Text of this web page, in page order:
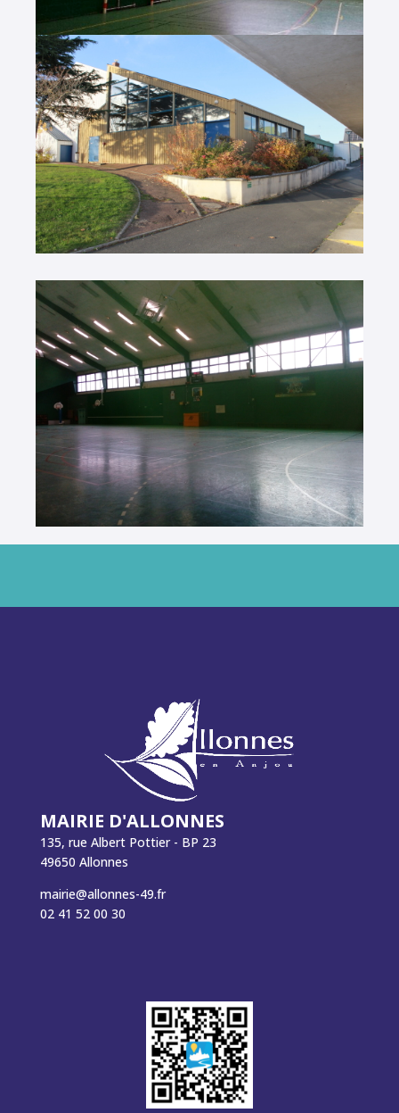
MAIRIE D'ALLONNES
135, rue Albert Pottier - BP 23
49650 Allonnes
mairie@allonnes-49.fr
02 41 52 00 30